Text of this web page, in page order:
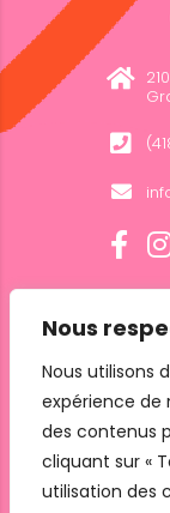
Nous
Nous utilisons
expérience de
des contenus
cliquant sur «
utilisation des